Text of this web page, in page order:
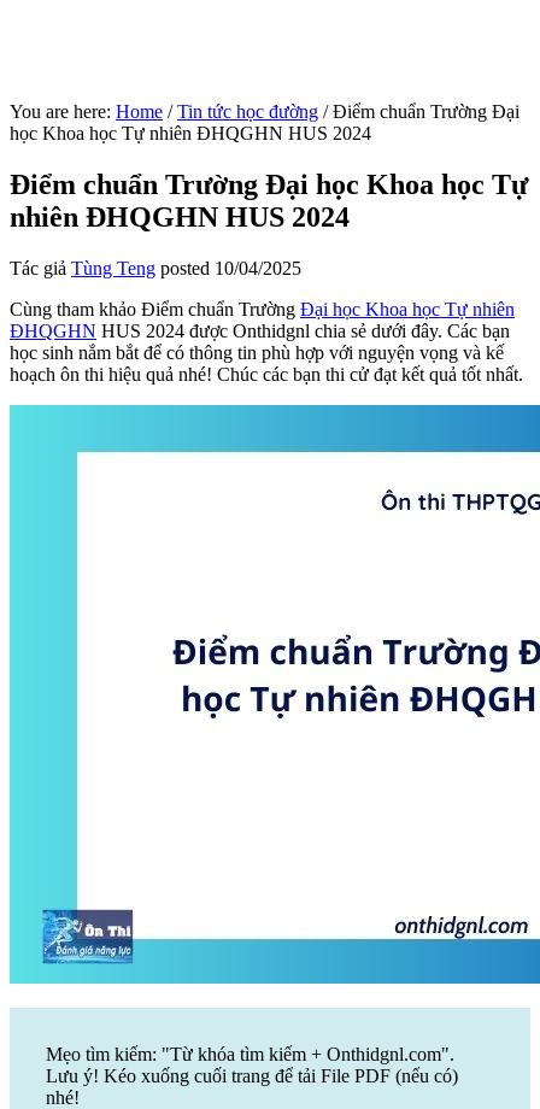
You are here: Home / Tin tức học đường /Điểm chuẩn Trường Đại
học Khoa học Tự nhiên ĐHQGHN HUS 2024
Điểm chuẩn Trường Đại học Khoa học Tự
nhiên ĐHQGHN HUS 2024
Tác giả Tùng Teng posted 10/04/2025
Cùng tham khảo Điểm chuẩn Trường Đại học Khoa học Tự nhiên
ĐHQGHN HUS 2024 được Onthidgnl chia sẻ dưới đây. Các bạn
học sinh nắm bắt để có thông tin phù hợp với nguyện vọng và kế
hoạch ôn thi hiệu quả nhé! Chúc các bạn thi cử đạt kết quả tốt nhất.
Mẹo tìm kiếm: "Từ khóa tìm kiếm + Onthidgnl.com".
Lưu ý! Kéo xuống cuối trang để tải File PDF (nếu có)
nhé!